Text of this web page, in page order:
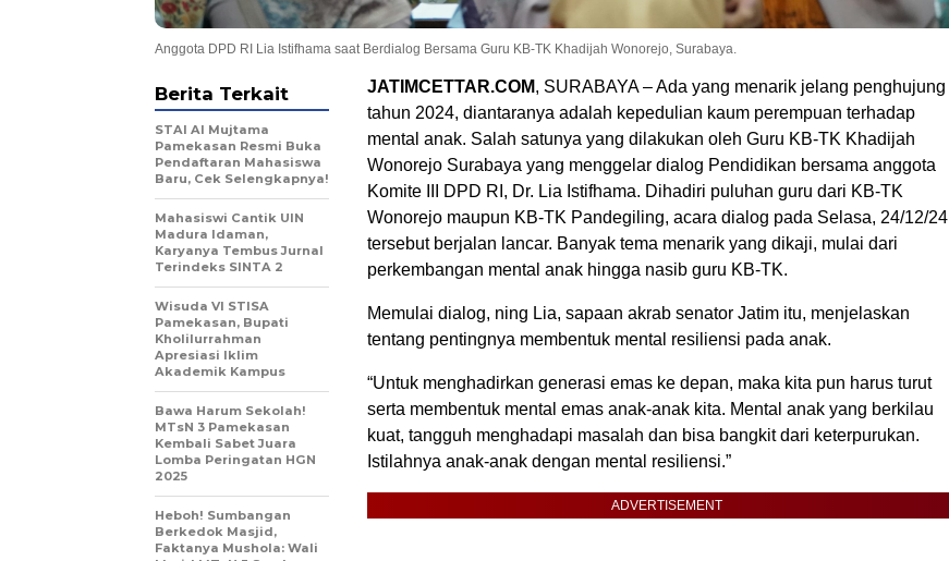
Anggota DPD RI Lia Istifhama saat Berdialog Bersama Guru KB-TK Khadijah Wonorejo, Surabaya.
JATIMCETTAR.COM, SURABAYA – Ada yang menarik jelang penghujung
tahun 2024, diantaranya adalah kepedulian kaum perempuan terhadap
mental anak. Salah satunya yang dilakukan oleh Guru KB-TK Khadijah
Wonorejo Surabaya yang menggelar dialog Pendidikan bersama anggota
Komite III DPD RI, Dr. Lia Istifhama. Dihadiri puluhan guru dari KB-TK
Wonorejo maupun KB-TK Pandegiling, acara dialog pada Selasa, 24/12/24
tersebut berjalan lancar. Banyak tema menarik yang dikaji, mulai dari
perkembangan mental anak hingga nasib guru KB-TK.
Memulai dialog, ning Lia, sapaan akrab senator Jatim itu, menjelaskan
tentang pentingnya membentuk mental resiliensi pada anak.
“Untuk menghadirkan generasi emas ke depan, maka kita pun harus turut
serta membentuk mental emas anak-anak kita. Mental anak yang berkilau
kuat, tangguh menghadapi masalah dan bisa bangkit dari keterpurukan.
Istilahnya anak-anak dengan mental resiliensi.”
ADVERTISEMENT
Berita Terkait
STAI Al Mujtama
Pamekasan Resmi Buka
Pendaftaran Mahasiswa
Baru, Cek Selengkapnya!
Mahasiswi Cantik UIN
Madura Idaman,
Karyanya Tembus Jurnal
Terindeks SINTA 2
Wisuda VI STISA
Pamekasan, Bupati
Kholilurrahman
Apresiasi Iklim
Akademik Kampus
Bawa Harum Sekolah!
MTsN 3 Pamekasan
Kembali Sabet Juara
Lomba Peringatan HGN
2025
Heboh! Sumbangan
Berkedok Masjid,
Faktanya Mushola: Wali